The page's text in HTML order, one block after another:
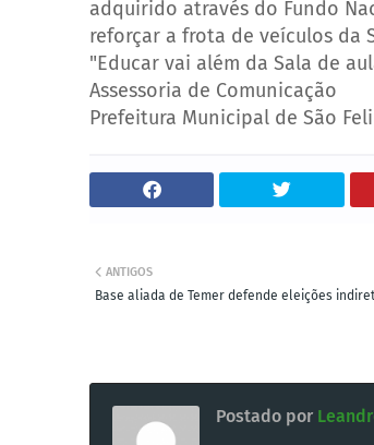
adquirido através do Fundo
reforçar a frota de veículos da
"Educar vai além da Sala de
Assessoria de Comunicação
Prefeitura Municipal de São
ANTIGOS
Base aliada de Temer defende eleições
Postado por